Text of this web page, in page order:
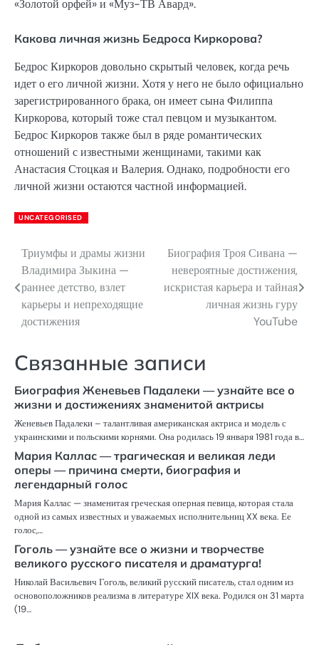
«Золотой орфей» и «Муз-ТВ Авард».
Какова личная жизнь Бедроса Киркорова?
Бедрос Киркоров довольно скрытый человек, когда речь
идет о его личной жизни. Хотя у него не было официально
зарегистрированного брака, он имеет сына Филиппа
Киркорова, который тоже стал певцом и музыкантом.
Бедрос Киркоров также был в ряде романтических
отношений с известными женщинами, такими как
Анастасия Стоцкая и Валерия. Однако, подробности его
личной жизни остаются частной информацией.
UNCATEGORISED
Навигация
по
записям
Триумфы и драмы жизни
Владимира Зыкина —
раннее детство, взлет
карьеры и непреходящие
достижения
Биография Троя Сивана —
невероятные достижения,
искристая карьера и тайная
личная жизнь гуру
YouTube
Связанные записи
Биография Женевьев Падалеки — узнайте все о
жизни и достижениях знаменитой актрисы
Женевьев Падалеки – талантливая американская актриса и модель с
украинскими и польскими корнями. Она родилась 19 января 1981 года в…
Мария Каллас — трагическая и великая леди
оперы — причина смерти, биография и
легендарный голос
Мария Каллас — знаменитая греческая оперная певица, которая стала
одной из самых известных и уважаемых исполнительниц XX века. Ее
голос,…
Гоголь — узнайте все о жизни и творчестве
великого русского писателя и драматурга!
Николай Васильевич Гоголь, великий русский писатель, стал одним из
основоположников реализма в литературе XIX века. Родился он 31 марта
(19…